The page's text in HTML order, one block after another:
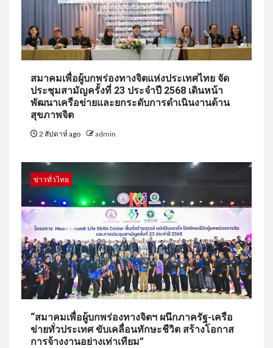
สมาคมเพื่อผู้บกพร่องทางจิตแห่งประเทศไทย จัด
ประชุมสามัญครั้งที่ 23 ประจำปี 2568 เดินหน้า
พัฒนาเครือข่ายและยกระดับการดำเนินงานด้าน
สุขภาพจิต
2 สัปดาห์ ago admin
ข่าวทั่วไทย
“สมาคมเพื่อผู้บกพร่องทางจิตฯ ผนึกภาครัฐ-เครือ
ข่ายทั่วประเทศ ขับเคลื่อนทักษะชีวิต สร้างโอกาส
การจ้างงานอย่างเท่าเทียม”